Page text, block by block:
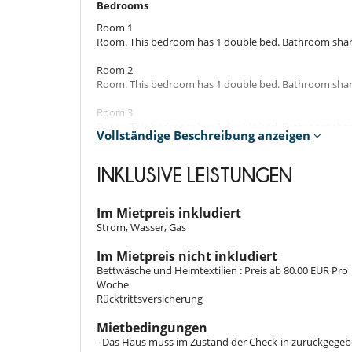
Bedrooms
Room 1
Room. This bedroom has 1 double bed. Bathroom
Room 2
Room. This bedroom has 1 double bed. Bathroom
Room 3
Indoors
The minimalist interior design, the concrete flooring
The old and new buildings are connected by the central
The original structure features three bedrooms and
fireplace.
There is a seamless flow between the bedrooms and
Outdoors​
The house has several patios, terraces, and a
reserve.
Vollständige Beschreibung anzeigen
INKLUSIVE LEISTUNGEN
Im Mietpreis inkludiert
Strom, Wasser, Gas
Im Mietpreis nicht inkludiert
Bettwäsche und Heimtextilien : Preis ab 80.00 EUR Pro
Woche
Rücktrittsversicherung
Mietbedingungen
- Das Haus muss im Zustand der Check-in